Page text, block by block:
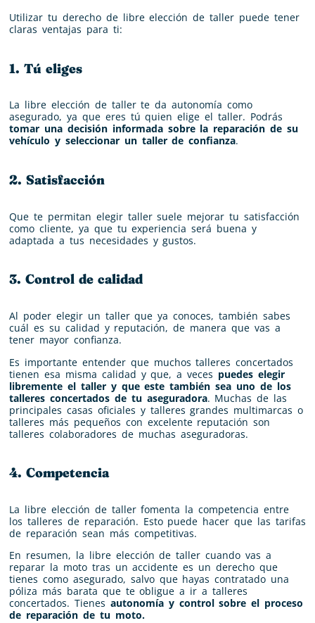
Utilizar tu derecho de libre elección de taller puede tener
claras ventajas para ti:
1. Tú eliges
La libre elección de taller te da autonomía como
asegurado, ya que eres tú quien elige el taller. Podrás
tomar una decisión informada sobre la reparación de su
vehículo y seleccionar un taller de confianza.
2. Satisfacción
Que te permitan elegir taller suele mejorar tu satisfacción
como cliente, ya que tu experiencia será buena y
adaptada a tus necesidades y gustos.
3. Control de calidad
Al poder elegir un taller que ya conoces, también sabes
cuál es su calidad y reputación, de manera que vas a
tener mayor confianza.
Es importante entender que muchos talleres concertados
tienen esa misma calidad y que, a veces puedes elegir
libremente el taller y que este también sea uno de los
talleres concertados de tu aseguradora. Muchas de las
principales casas oficiales y talleres grandes multimarcas o
talleres más pequeños con excelente reputación son
talleres colaboradores de muchas aseguradoras.
4. Competencia
La libre elección de taller fomenta la competencia entre
los talleres de reparación. Esto puede hacer que las tarifas
de reparación sean más competitivas.
En resumen, la libre elección de taller cuando vas a
reparar la moto tras un accidente es un derecho que
tienes como asegurado, salvo que hayas contratado una
póliza más barata que te obligue a ir a talleres
concertados. Tienes autonomía y control sobre el proceso
de reparación de tu moto.